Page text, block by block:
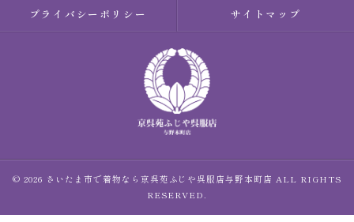
プライバシーポリシー サイトマップ
© 2026 さいたま市で着物なら京呉苑ふじや呉服店与野本町店 ALL RIGHTS
RESERVED.